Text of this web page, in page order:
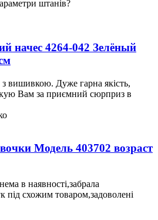
штанів?
начес 4264-042 Зелёный
вишивкою. Дуже гарна якість,
Вам за приємний сюрприз в
Модель 403702 возраст
в наявності,забрала
під схожим товаром,задоволені